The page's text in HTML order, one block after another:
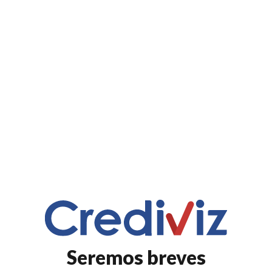
Seremos breves